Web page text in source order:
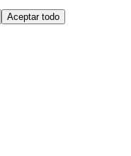
Aceptar todo